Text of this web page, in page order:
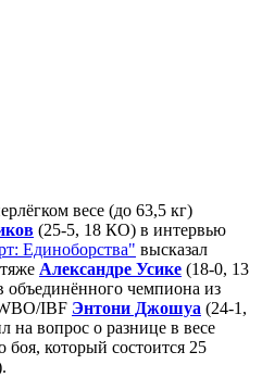
весе (до 63,5 кг)
(25-5, 18 КО) в интервью
Единоборства" высказал
Александре Усике (18-0, 13
чемпиона из
IBF Энтони Джошуа (24-1,
на вопрос о разнице в весе
который состоится 25